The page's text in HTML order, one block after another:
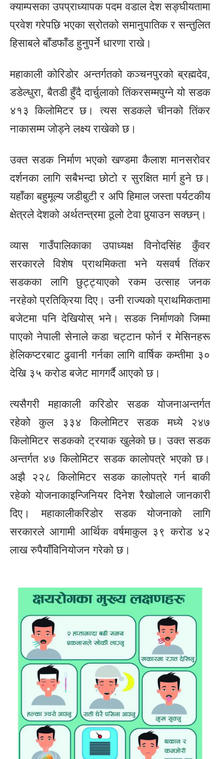
क्याम्पसका उपप्राध्यापक पदम वडाल देश सङ्घीयतामा
प्रवेश गरेपछि भएका स्रोतको समानुपातिक र सन्तुलित
हिसाबले बाँडफाँड हुनुपर्ने धारणा राखे।
महाकाली कोरिडोर अन्तर्गतको कञ्चनपुरको ब्रह्मदेव,
डडेल्धुरा, बैतडी हुँदै दार्चुलाको तिंकरसम्मपुग्ने यो सडक
४१३ किलोमिटर छ। त्यस सडकले चीनको तिंकर
नाकासम्म जोड्ने लक्ष्य राखेको छ।
उक्त सडक निर्माण भएको खण्डमा कैलाश मानसरोवर
दर्शनका लागि सबैभन्दा छोटो र सुरक्षित मार्ग हुने छ।
यहाँका बहुमूल्य जडीबुटी र अपि हिमाल जस्ता पर्यटकीय
क्षेत्रले देशको अर्थतन्त्रमा ठूलो टेवा पुर्‍याउन सक्छन्।
व्यास गाउँपालिकाका उपाध्यक्ष विनोदसिंह कुँवर
सरकारले विशेष प्राथमिकता भने यसवर्ष तिंकर
सडकका लागि छुट्ट्याएको रकम उत्साह जनक
नरहेको प्रतिक्रिया दिए। उनी राज्यको प्राथमिकतामा
बजेटमा पनि देखियोस् भने। सडक निर्माणको जिम्मा
पाएको नेपाली सेनाले कडा चट्टान फोर्न र मेसिनहरू
हेलिकप्टरबाट ढुवानी गर्नका लागि वार्षिक कम्तीमा ३०
देखि ३५ करोड बजेट मागगर्दै आएको छ।
त्यसैगरी महाकाली करिडोर सडक योजनाअन्तर्गत
रहेको कुल ३३४ किलोमिटर सडक मध्ये २४७
किलोमिटर सडकको ट्रयाक खुलेको छ। उक्त सडक
अन्तर्गत ४७ किलोमिटर सडक कालोपत्रे भएको छ।
अझै २२८ किलोमिटर सडक कालोपत्रे गर्न बाकी
रहेको योजनाकाइन्जिनियर दिनेश रैखोलाले जानकारी
दिए। महाकालीकरिडोर सडक योजनाको लागि
सरकारले आगामी आर्थिक वर्षमाकुल ३९ करोड ४२
लाख रुपैयाँविनियोजन गरेको छ।